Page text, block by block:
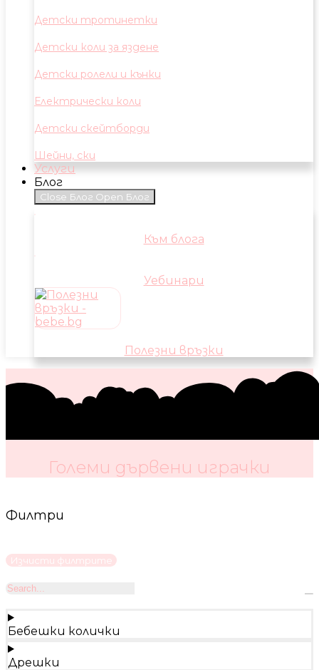
Детски тротинетки
Детски коли за яздене
Детски ролели и кънки
Електрически коли
Детски скейтборди
Шейни, ски
Услуги
Блог
Close Блог Open Блог
Към блога
Уебинари
Полезни връзки
Големи дървени играчки
Филтри
Изчисти филтрите
Бебешки колички
Дрешки